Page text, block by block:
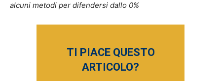
alcuni metodi per difendersi dallo 0%
TI PIACE QUESTO
ARTICOLO?